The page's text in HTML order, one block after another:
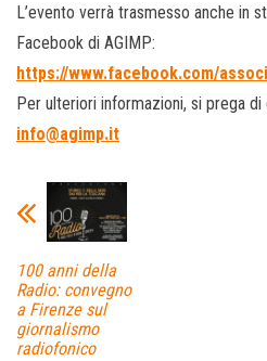
L’evento verrà trasmesso anche in
Facebook di AGIMP:
https://www.facebook.com/
Per ulteriori informazioni, si prega
info@agimp.it
100 anni della
Radio: convegno
a Firenze sul
giornalismo
radiofonico